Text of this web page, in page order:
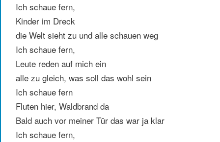
Ich schaue fern,
Kinder im Dreck
die Welt sieht zu und alle schauen weg
Ich schaue fern,
Leute reden auf mich ein
alle zu gleich, was soll das wohl sein
Ich schaue fern
Fluten hier, Waldbrand da
Bald auch vor meiner Tür das war ja klar
Ich schaue fern,